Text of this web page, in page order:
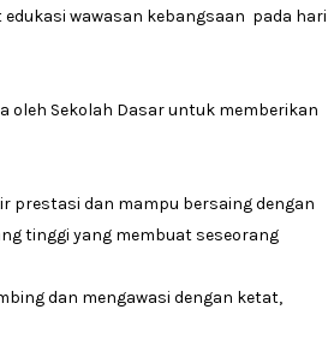
wawasan kebangsaan pada hari
oleh Sekolah Dasar untuk memberikan
prestasi dan mampu bersaing dengan
tinggi yang membuat seseorang
dan mengawasi dengan ketat,